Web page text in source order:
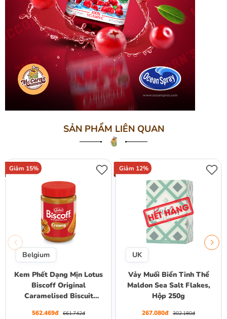
SẢN PHẨM LIÊN QUAN
Giảm 15%
Belgium
Kem Phết Dạng Mịn Lotus
Biscoff Original
Caramelised Biscuit
562.469đ 661.742đ
Giảm 12%
UK
Vảy Muối Biển Tinh Thể
Maldon Sea Salt Flakes,
Hộp 250g
267.080đ 302.180đ